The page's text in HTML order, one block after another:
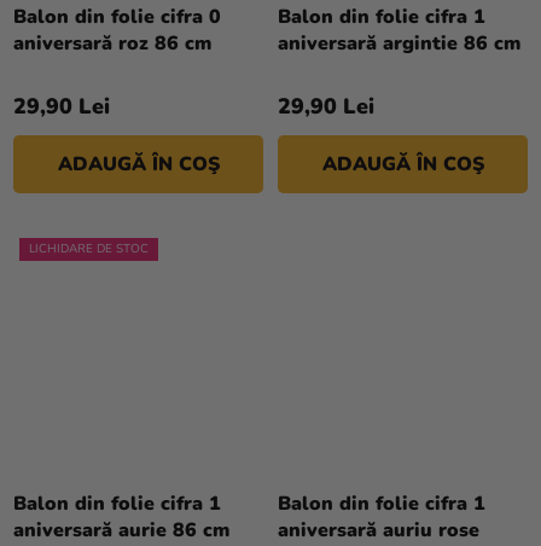
Balon din folie cifra 0
aniversară roz 86 cm
29,90 Lei
ADAUGĂ ÎN COŞ
Balon din folie cifra 1
aniversară argintie 86 cm
29,90 Lei
ADAUGĂ ÎN COŞ
LICHIDARE DE STOC
Balon din folie cifra 1
aniversară aurie 86 cm
Balon din folie cifra 1
aniversară auriu rose